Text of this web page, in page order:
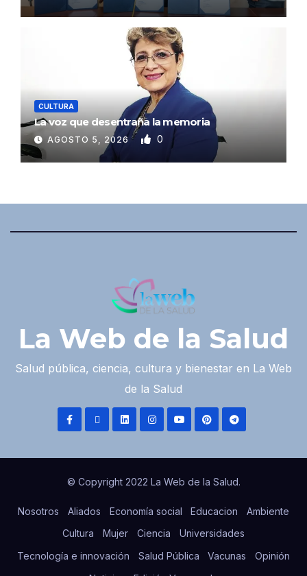
CULTURA
La voz que desentraña la memoria
AGOSTO 5, 2026 0
La Web de la Salud
Salud pública, ciencia, cultura y bienestar en La Web
de la Salud
© Copyright 2022 La Web de la Salud.
Nosotros Aliados Economía social Educacion
Ambiente
Cultura
Mujer Ciencia
Universidades
Tecnología e innovación
Salud Pública Vacunas
Opinión